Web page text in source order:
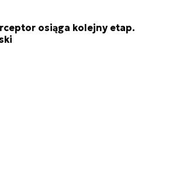
osiąga kolejny etap.